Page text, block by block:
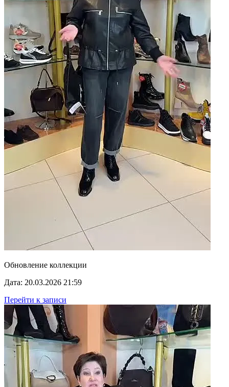
Обновление коллекции
Дата: 20.03.2026 21:59
Перейти к записи